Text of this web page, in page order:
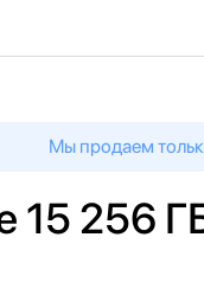
Мы продаем
15 256